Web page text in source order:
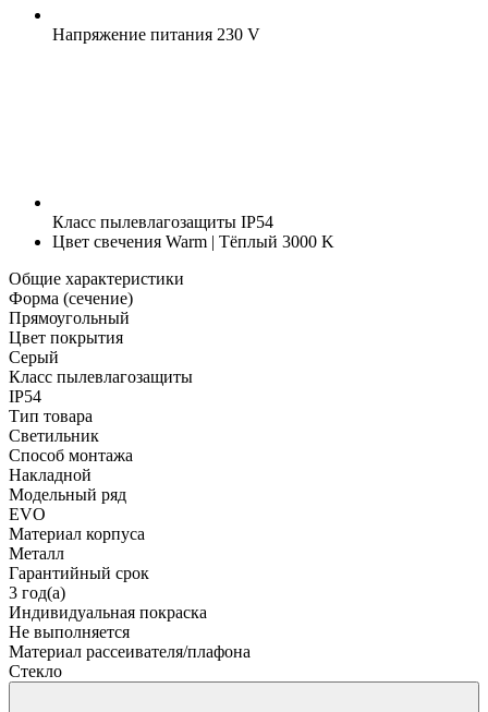
Напряжение питания 230 V
Класс пылевлагозащиты IP54
Цвет свечения Warm | Тёплый 3000 K
Общие характеристики
Форма (сечение)
Прямоугольный
Цвет покрытия
Серый
Класс пылевлагозащиты
IP54
Тип товара
Светильник
Способ монтажа
Накладной
Модельный ряд
EVO
Материал корпуса
Металл
Гарантийный срок
3 год(а)
Индивидуальная покраска
Не выполняется
Материал рассеивателя/плафона
Стекло